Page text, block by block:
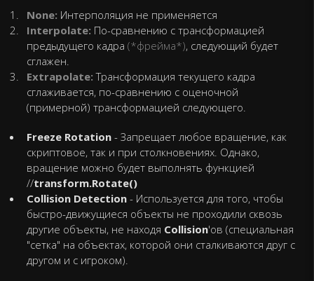
None: Интерполяция не применяется
Interpolate: По-сравнению с трансформацией
предыдущего кадра (*фрейма*), следующий будет
сглажен.
Extrapolate: Трансформация текущего кадра
сглаживается, по-сравнению с оценочной
(примерной) трансформацией следующего.
Freeze Rotation - Запрещает любое вращение, как
скриптовое, так и при столкновениях. Однако,
вращение можно будет выполнять функцией
//transform.Rotate()
Collision Detection - Используется для того, чтобы
быстро-движущиеся объекты не проходили сквозь
другие объекты, не находя Collision'ов (специальная
"сетка" на объектах, которой они сталкиваются друг с
другом и с игроком).